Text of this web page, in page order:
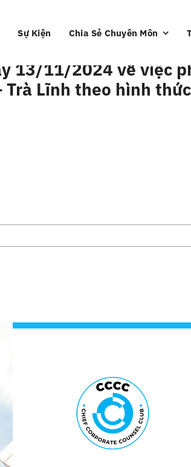
Sự Kiện Chia Sẻ Chuyên Môn
13/11/2024 về việc
Lĩnh theo hình thức